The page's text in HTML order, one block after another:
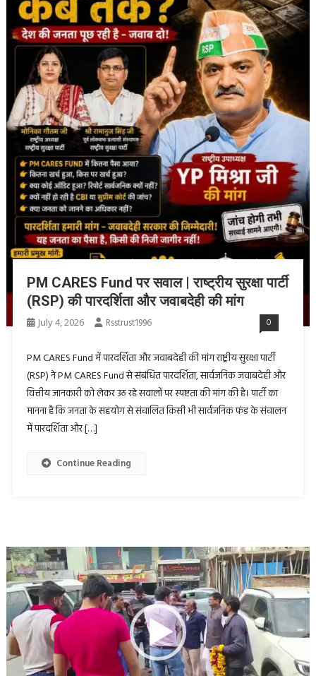
PM CARES Fund पर सवाल | राष्ट्रीय सुरक्षा पार्टी
(RSP) की पारदर्शिता और जवाबदेही की मांग
July 4, 2026 Rsstrust1996 0
PM CARES Fund में पारदर्शिता और जवाबदेही की मांग राष्ट्रीय सुरक्षा पार्टी
(RSP) ने PM CARES Fund से संबंधित पारदर्शिता, सार्वजनिक जवाबदेही और
वित्तीय जानकारी को लेकर उठ रहे सवालों पर स्पष्टता की मांग की है। पार्टी का
मानना है कि जनता के सहयोग से संचालित किसी भी सार्वजनिक फंड के संचालन
में पारदर्शिता और […]
Continue Reading
Video
Player